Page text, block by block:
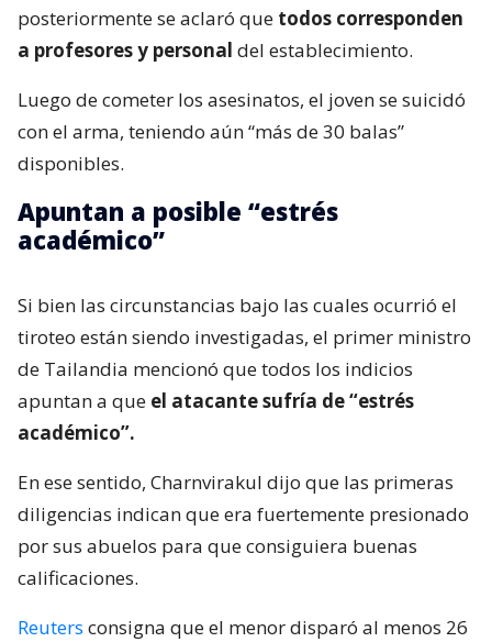
posteriormente se aclaró que todos corresponden
a profesores y personal del establecimiento.
Luego de cometer los asesinatos, el joven se suicidó
con el arma, teniendo aún “más de 30 balas”
disponibles.
Apuntan a posible “estrés
académico”
Si bien las circunstancias bajo las cuales ocurrió el
tiroteo están siendo investigadas, el primer ministro
de Tailandia mencionó que todos los indicios
apuntan a que el atacante sufría de “estrés
académico”.
En ese sentido, Charnvirakul dijo que las primeras
diligencias indican que era fuertemente presionado
por sus abuelos para que consiguiera buenas
calificaciones.
Reuters consigna que el menor disparó al menos 26